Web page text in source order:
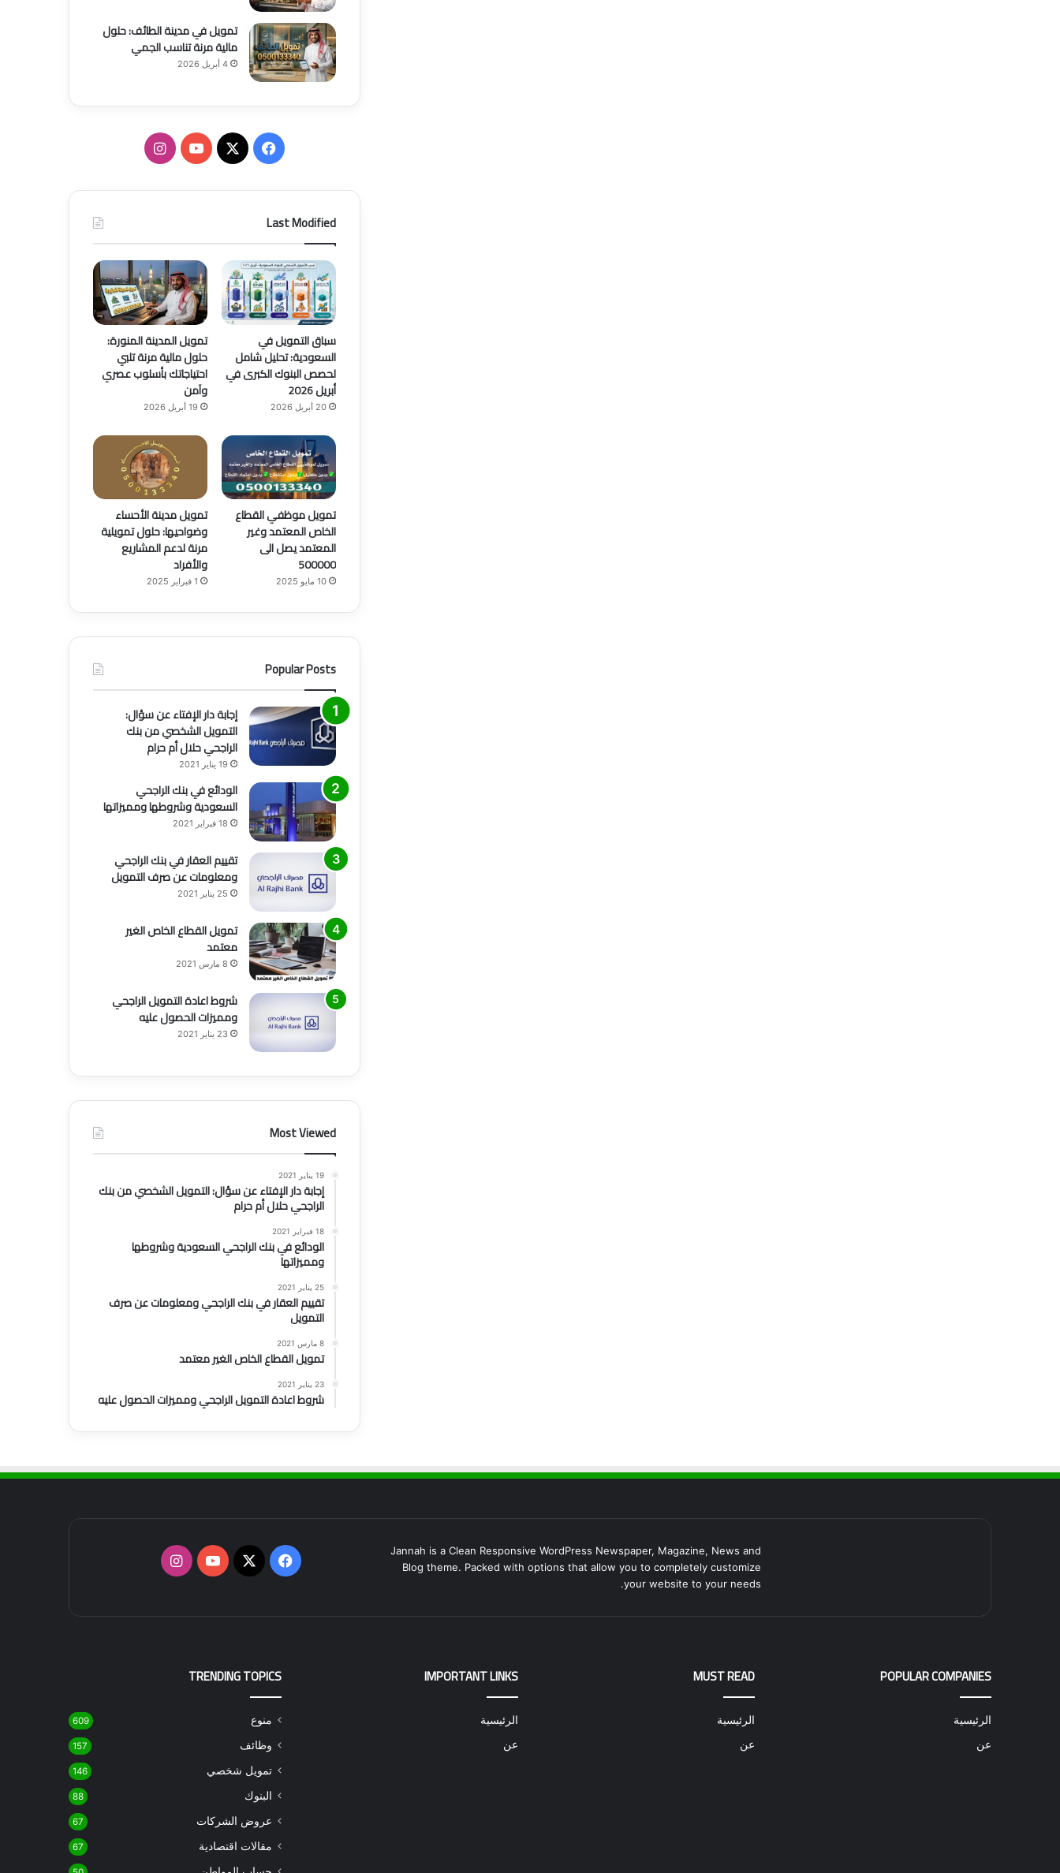
تمويل في مدينة الطائف: حلول
مالية مرنة تناسب الجمي
4 أبريل 2026
ف
ب
و
ك
u
T
u
b
e
ا
ت
ق
ر
ا
م
Last Modified
سباق التمويل في
السعودية: تحليل شامل
لحصص البنوك الكبرى في
أبريل 2026
20 أبريل 2026
تمويل المدينة المنورة:
حلول مالية مرنة تلبي
احتياجاتك بأسلوب عصري
وآمن
19 أبريل 2026
تمويل موظفي القطاع
الخاص المعتمد وغير
المعتمد يصل الى
500000
10 مايو 2025
تمويل مدينة الأحساء
وضواحيها: حلول تمويلية
مرنة لدعم المشاريع
والأفراد
1 فبراير 2025
Popular Posts
إجابة دار الإفتاء عن سؤال:
التمويل الشخصي من بنك
الراجحي حلال أم حرام
19 يناير 2021
الودائع في بنك الراجحي
السعودية وشروطها ومميزاتها
18 فبراير 2021
تقييم العقار في بنك الراجحي
ومعلومات عن صرف التمويل
25 يناير 2021
تمويل القطاع الخاص الغير
معتمد
8 مارس 2021
شروط اعادة التمويل الراجحي
ومميزات الحصول عليه
23 يناير 2021
Most Viewed
19 يناير 2021
إجابة دار الإفتاء عن سؤال: التمويل الشخصي من بنك
الراجحي حلال أم حرام
18 فبراير 2021
الودائع في بنك الراجحي السعودية وشروطها
ومميزاتها
25 يناير 2021
تقييم العقار في بنك الراجحي ومعلومات عن صرف
التمويل
8 مارس 2021
تمويل القطاع الخاص الغير معتمد
23 يناير 2021
شروط اعادة التمويل الراجحي ومميزات الحصول عليه
Jannah is a Clean Responsive WordPress Newspaper, Magazine, News and
Blog theme. Packed with options that allow you to completely customize
your website to your needs.
فيسبوك
‫X
‫YouTubeانستقرام
POPULAR COMPANIES
الرئيسية
عن
MUST READ
الرئيسية
عن
IMPORTANT LINKS
الرئيسية
عن
TRENDING TOPICS
منوع 609
وظائف 157
تمويل شخصي 146
البنوك 88
عروض الشركات 67
مقالات اقتصادية 67